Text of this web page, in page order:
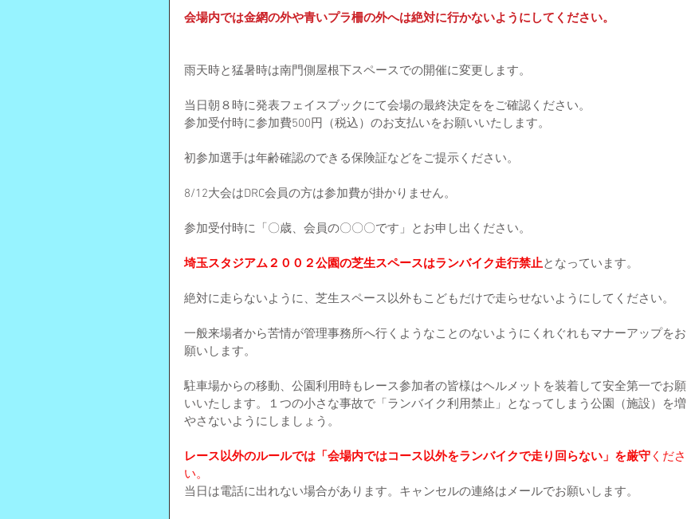
会場内では金網の外や青いプラ柵の外へは絶対に行かないようにしてください。
雨天時と猛暑時は南門側屋根下スペースでの開催に変更します。
当日朝８時に発表フェイスブックにて会場の最終決定ををご確認ください。
参加受付時に参加費500円（税込）のお支払いをお願いいたします。
初参加選手は年齢確認のできる保険証などをご提示ください。
8/12大会はDRC会員の方は参加費が掛かりません。
参加受付時に「〇歳、会員の〇〇〇です」とお申し出ください。
埼玉スタジアム２００２公園の芝生スペースはランバイク走行禁止となっています。
絶対に走らないように、芝生スペース以外もこどもだけで走らせないようにしてください。
一般来場者から苦情が管理事務所へ行くようなことのないようにくれぐれもマナーアップをお
願いします。
駐車場からの移動、公園利用時もレース参加者の皆様はヘルメットを装着して安全第一でお願
いいたします。１つの小さな事故で「ランバイク利用禁止」となってしまう公園（施設）を増
やさないようにしましょう。
レース以外のルールでは「会場内ではコース以外をランバイクで走り回らない」を厳守 くださ
い。
当日は電話に出れない場合があります。キャンセルの連絡はメールでお願いします。